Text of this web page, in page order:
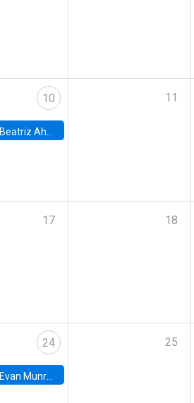
10
Beatriz Ahumada, PhD candidate, Universidad de Pittsburgh
11
17 18
24
Evan Munro, Neyman Visiting Assistant Professor in the Department of Statistics at UC Berkeley
25